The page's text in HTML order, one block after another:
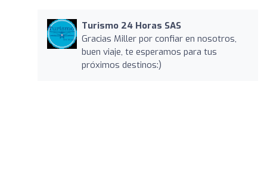
Turismo 24 Horas SAS
Gracias Miller por confiar en nosotros,
buen viaje, te esperamos para tus
próximos destinos:)